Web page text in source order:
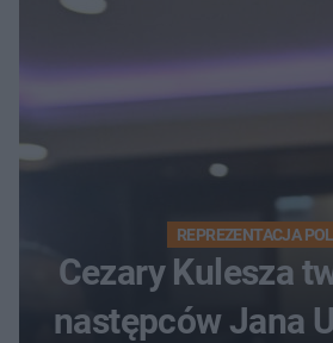
REPREZENTACJA
Cezary Kulesza
następców Jana